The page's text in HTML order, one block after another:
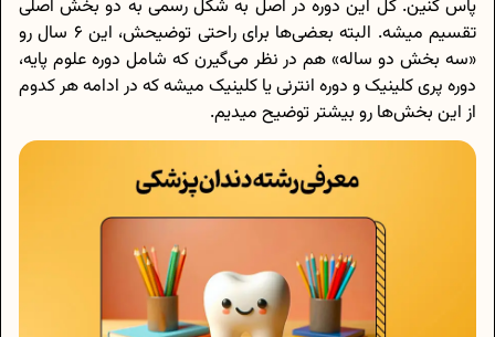
پاس کنین. کل این دوره در اصل به شکل رسمی به دو بخش اصلی
تقسیم میشه. البته بعضی‌ها برای راحتی توضیحش، این 6 سال رو
«سه بخش دو ساله» هم در نظر می‌گیرن که شامل دوره علوم پایه،
دوره پری کلینیک و دوره انترنی یا کلینیک میشه که در ادامه هر کدوم
از این بخش‌ها رو بیشتر توضیح میدیم.